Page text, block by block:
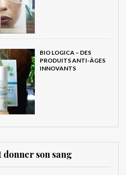
BIO LOGICA – DES
PRODUITS ANTI-ÂGES
INNOVANTS
donner son sang